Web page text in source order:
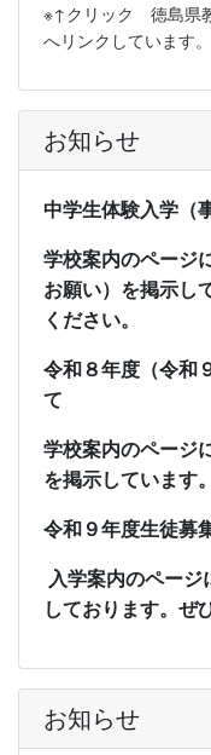
お知らせ
中学生体験入学（
学校案内のページ
お願い）を掲示し
ください。
令和８年度（令和
て
学校案内のページ
を掲示しています
令和９年度生徒募
入学案内のページ
しております。 ぜ
お知らせ
※↑クリック 徳島県
へリンクしています。